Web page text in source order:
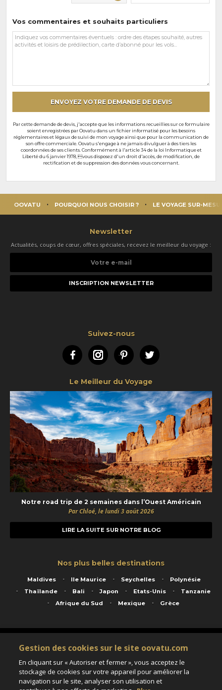
Vos commentaires et souhaits particuliers
Vos
commentaires
ENVOYEZ VOTRE DEMANDE DE DEVIS
Par cette demande de devis, j'accepte que les informations recueillies sur ce formulaire
soient enregistrées par Oovatu dans un fichier informatisé pour les besoins
réglementaires et légaux de suivi de mon voyage ainsi que pour la communication de
son offre commerciale. Oovatu s'engage à ne jamais divulguer à des tiers les
coordonnées de ses clients. Conformément à l'article 34 de la loi Informatique et
Liberté du 6 janvier 1978, vous disposez d'un droit d'accès, de modification, de
rectification et de suppression des données vous concernant.
OOVATU POURQUOI NOUS CHOISIR ? LE VOYAGE SUR-
Newsletter
Actualités, coups de cœur, offres spéciales, recevez le meilleur du voyage :
e-
Suivez-nous
FacebookInstagramPinterestTwitter
Le Meilleur du Voyage
Notre road trip de 2 semaines dans l’Ouest Américain
Par Chloé, le lundi 3 août 2026
LIRE LA SUITE SUR NOTRE BLOG
Nos plus belles destinations
Maldives Ile Maurice Seychelles
Polynésie
Thaïlande
Bali Japon Etats-Unis
Tanzanie
Afrique du Sud
Mexique Grèce
Service animé par Nautil Voyages - 22 rue Georges Picquart 75017 Paris - S.A.S
au capital de 155 696 euros - RCS Paris B 423 671 973 - Code APE 7911Z
Matricule Atout France IM075100020 - Garantie financière Groupama - Agrément IATA
Assurance responsabilité civile et professionnelle HISCOX RCP0081066
Gestion des cookies sur le site oovatu.com
En cliquant sur « Autoriser et fermer », vous acceptez le
stockage de cookies sur votre appareil pour améliorer la
navigation sur le site, analyser son utilisation et